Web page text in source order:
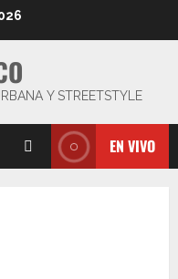
Y STREETSTYLE
EN VIVO